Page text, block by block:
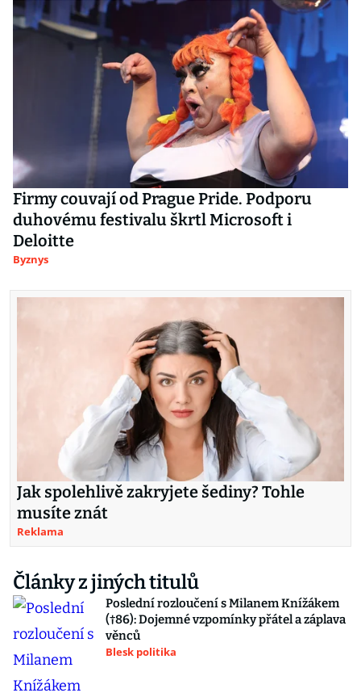
Firmy couvají od Prague Pride. Podporu
duhovému festivalu škrtl Microsoft i
Deloitte
Byznys
Jak spolehlivě zakryjete šediny? Tohle
musíte znát
Reklama
Články z jiných titulů
Poslední rozloučení s Milanem Knížákem
(†86): Dojemné vzpomínky přátel a záplava
věnců
Blesk politika